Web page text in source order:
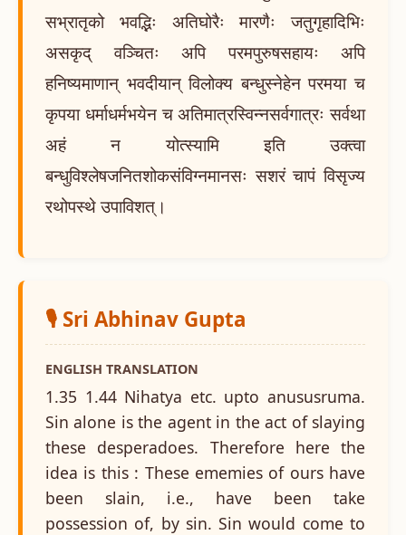
सभ्रातृको भवद्भिः अतिघोरैः मारणैः जतुगृहादिभिः
असकृद् वञ्चितः अपि परमपुरुषसहायः अपि
हनिष्यमाणान् भवदीयान् विलोक्य बन्धुस्नेहेन परमया च
कृपया धर्माधर्मभयेन च अतिमात्रस्विन्नसर्वगात्रः सर्वथा
अहं न योत्स्यामि इति उक्त्वा
बन्धुविश्लेषजनितशोकसंविग्नमानसः सशरं चापं विसृज्य
रथोपस्थे उपाविशत्।
🎙️ Sri Abhinav Gupta
ENGLISH TRANSLATION
1.35 1.44 Nihatya etc. upto anususruma.
Sin alone is the agent in the act of slaying
these desperadoes. Therefore here the
idea is this : These ememies of ours have
been slain, i.e., have been take
possession of, by sin. Sin would come to